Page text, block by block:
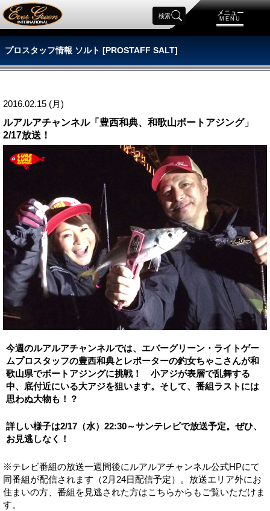
メニュー
MENU
検索
プロスタッフ情報 ソルト [PROSTAFF SALT]
2016.02.15 (月)
ルアルアチャンネル「豊西和典、和歌山ボートアジング」
2/17放送！
今週のルアルアチャンネルでは、エバーグリーン・ライトゲー
ムプロスタッフの豊西和典とレポーターの釣女ちゃこさんが和
歌山県でボートアジングに挑戦！ 小アジが表層で乱舞する
中、底付近にいる大アジを狙います。そして、番組ラストには
思わぬ大物も！？
詳しい様子は2/17 （水） 22:30～サンテレビで放送予定。ぜひ、
お見逃しなく！
※テレビ番組の放送一週間後にルアルアチャンネル公式HPにて
同番組が配信されます（2月24日配信予定）。放送エリア外にお
住まいの方、番組を見逃された方はこちらからもご覧いただけま
す。